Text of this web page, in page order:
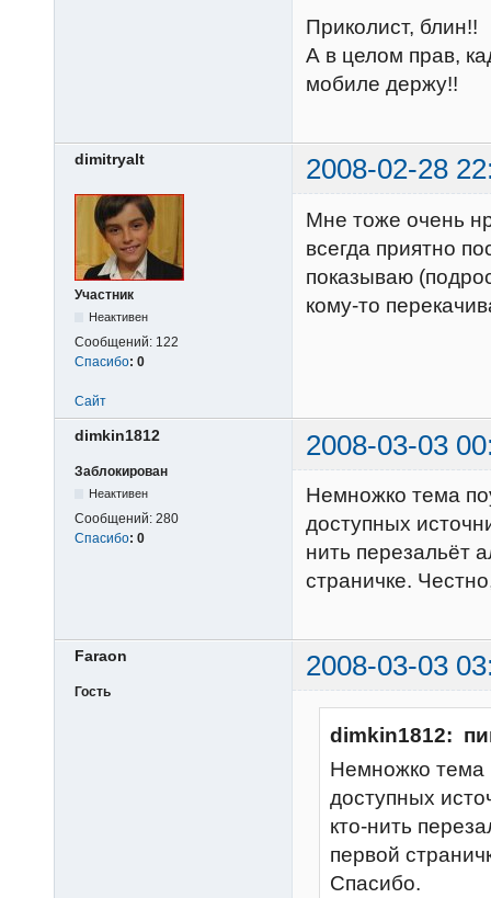
Приколист, блин!!
А в целом прав,
мобиле держу!!
dimitryalt 2008-02-28
Участник
Неактивен
Сообщений: 122
Спасибо: 0
Мне тоже очень
всегда приятно
показываю
кому-то
Сайт
dimkin1812 2008-03-03
Заблокирован
Неактивен
Сообщений: 280
Спасибо: 0
Немножко тема
доступных
нить перезальёт
страничке.
Faraon 2008-03-03
Гость
dimkin1812:
Немножко тема
доступных
кто-нить
первой
Спасибо.